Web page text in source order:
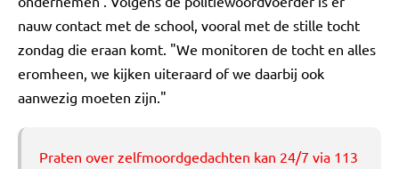
nauw contact met de school, vooral met de stille tocht
zondag die eraan komt. "We monitoren de tocht en alles
eromheen, we kijken uiteraard of we daarbij ook
aanwezig moeten zijn."
Praten over zelfmoordgedachten kan 24/7 via 113